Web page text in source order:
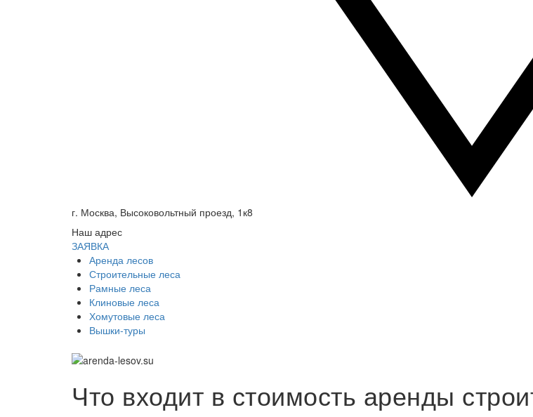
г. Москва, Высоковольтный проезд, 1к8
Наш адрес
ЗАЯВКА
Аренда лесов
Строительные леса
Рамные леса
Клиновые леса
Хомутовые леса
Вышки-туры
Что входит в стоимость аренды